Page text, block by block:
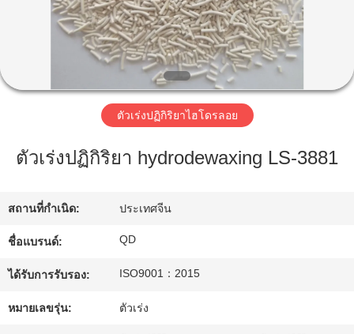
กับ
โรงงาน
ควบคุม
คุณภาพ
ตัวเร่งปฏิกิริยาไฮโดรลอย
ตัวเร่งปฏิกิริยา hydrodewaxing LS-3881
สถานที่กำเนิด: ประเทศจีน
ชื่อแบรนด์: QD
ได้รับการรับรอง: ISO9001：2015
หมายเลขรุ่น: ตัวเร่ง